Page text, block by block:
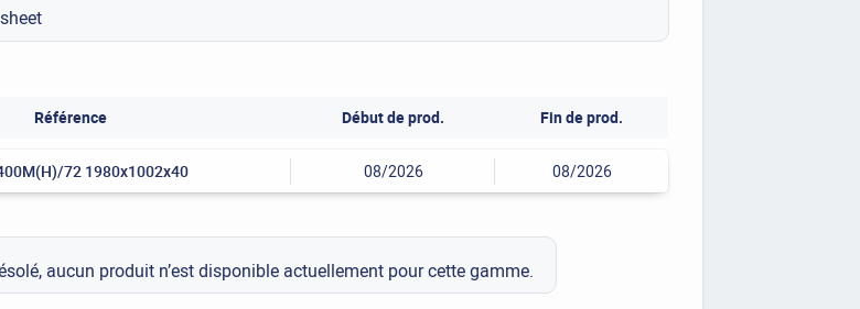
Référence Début de prod. Fin de prod.
72 1980x1002x40 08/2026 08/2026
aucun produit n’est disponible actuellement pour cette gamme.